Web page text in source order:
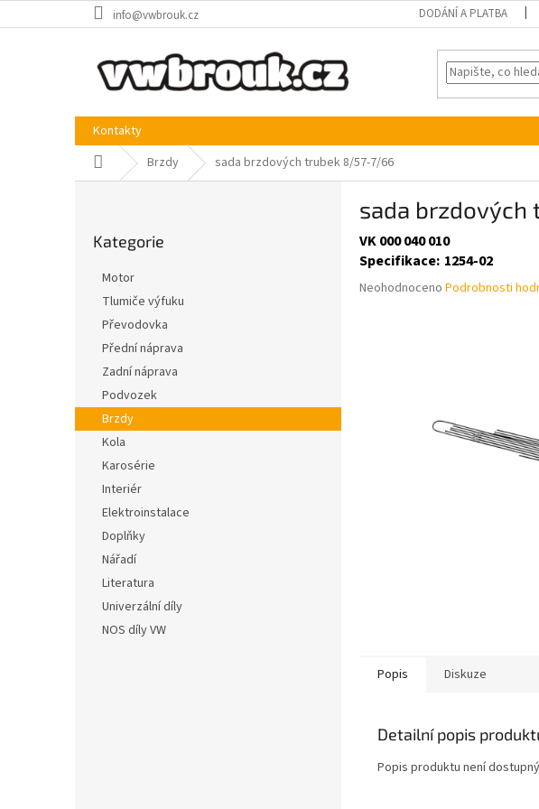
na
info@vwbrouk.cz DODÁNÍ A PLATBA
Kontakty
Domů Brzdy sada brzdových trubek 8/57-7/66
n
e
kategorie
Kategorie
Motor
Tlumiče výfuku
Převodovka
Přední náprava
Zadní náprava
Podvozek
Brzdy
Kola
Karosérie
Interiér
Elektroinstalace
Doplňky
Nářadí
Literatura
Univerzální díly
NOS díly VW
sada
VK 000 040 010
Specifikace: 1254-02
Průměrné
Neohodnoceno Podrobnosti
Popis Diskuze
Detailní popis
Popis produktu není dostupný